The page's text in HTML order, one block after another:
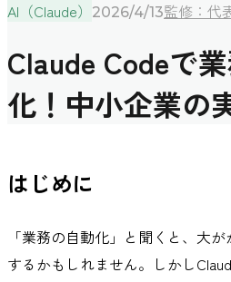
AI（Claude）
2026/4/13監修：代
Claude Codeで
化！中小企業の
はじめに
「業務の自動化」と聞くと、大
するかもしれません。しかし